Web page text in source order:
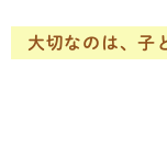
大切なのは、子